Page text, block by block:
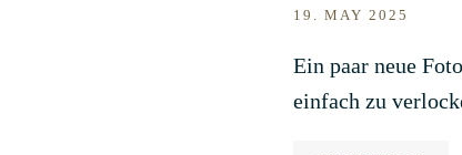
19. MAY 2025
Ein paar neue
einfach zu